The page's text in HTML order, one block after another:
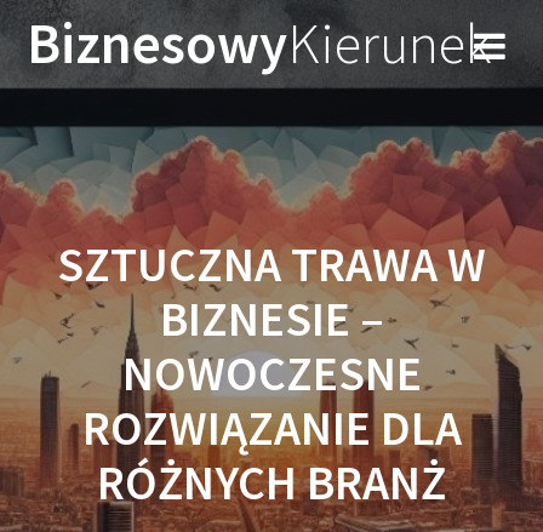
Przejdź
do
treści
BiznesowyKierunek
SZTUCZNA TRAWA W
BIZNESIE –
NOWOCZESNE
ROZWIĄZANIE DLA
RÓŻNYCH BRANŻ